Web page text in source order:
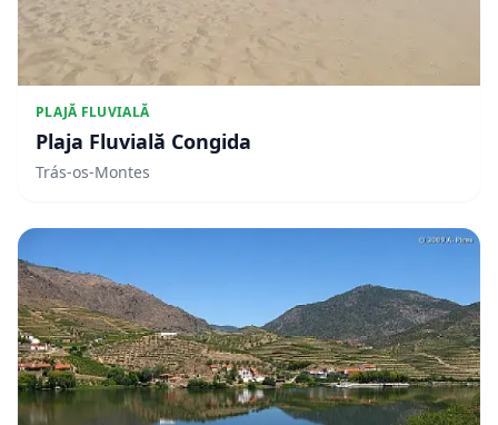
PLAJĂ FLUVIALĂ
Plaja Fluvială Congida
Trás-os-Montes